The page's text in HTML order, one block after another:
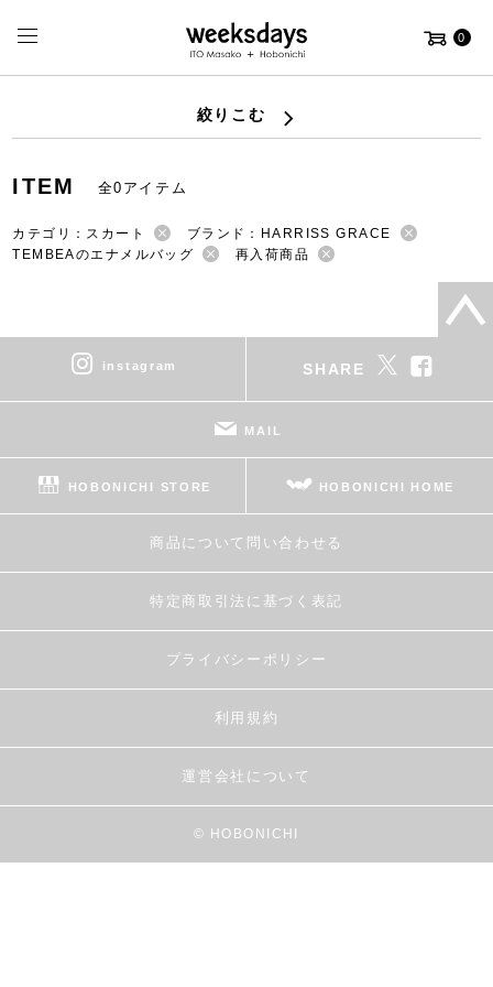
0
絞りこむ
ITEM 全0アイテム
カテゴリ：スカート
ブランド：HARRISS GRACE
TEMBEAのエナメルバッグ
再入荷商品
instagram SHARE
MAIL
HOBONICHI STORE HOBONICHI HOME
商品について問い合わせる
特定商取引法に基づく表記
プライバシーポリシー
利用規約
運営会社について
© HOBONICHI